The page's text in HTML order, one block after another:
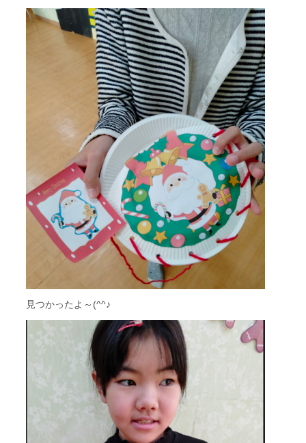
見つかったよ～(^^♪